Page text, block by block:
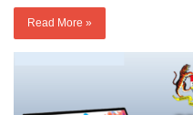
Read More »